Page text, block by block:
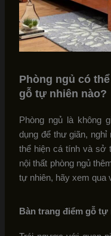
Phòng ngủ có
gỗ tự nhiên nào?
Phòng ngủ là không
dụng để thư giãn,
thể hiện cá tính và sở
nội thất phòng ngủ
tự nhiên, hãy xem qua
Bàn trang điểm gỗ tự